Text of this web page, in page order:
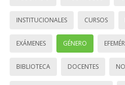
INSTITUCIONALES CURSOS
EXÁMENES GÉNERO
BIBLIOTECA DOCENTES